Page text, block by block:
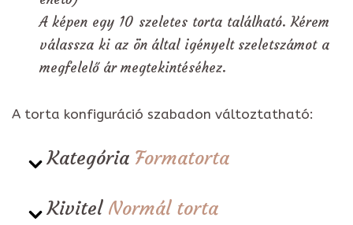
A képen egy 10 szeletes torta található. Kérem
válassza ki az ön által igényelt szeletszámot a
megfelelő ár megtekintéséhez.
A torta konfiguráció szabadon változtatható:
Kategória Formatorta
Kivitel Normál torta